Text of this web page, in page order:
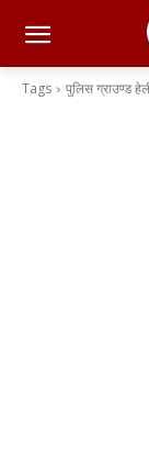
Tags पुलिस ग्राउण्ड